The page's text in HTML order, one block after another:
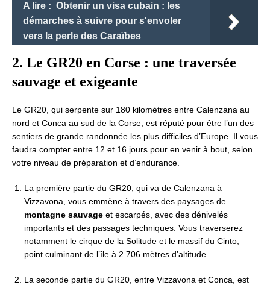
A lire : Obtenir un visa cubain : les
démarches à suivre pour s'envoler
vers la perle des Caraïbes
2. Le GR20 en Corse : une traversée
sauvage et exigeante
Le GR20, qui serpente sur 180 kilomètres entre Calenzana au
nord et Conca au sud de la Corse, est réputé pour être l’un des
sentiers de grande randonnée les plus difficiles d’Europe. Il vous
faudra compter entre 12 et 16 jours pour en venir à bout, selon
votre niveau de préparation et d’endurance.
La première partie du GR20, qui va de Calenzana à
Vizzavona, vous emmène à travers des paysages de
montagne sauvage et escarpés, avec des dénivelés
importants et des passages techniques. Vous traverserez
notamment le cirque de la Solitude et le massif du Cinto,
point culminant de l’île à 2 706 mètres d’altitude.
La seconde partie du GR20, entre Vizzavona et Conca, est